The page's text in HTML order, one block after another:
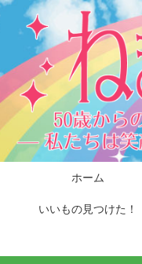
ホーム
いいもの見つけた！